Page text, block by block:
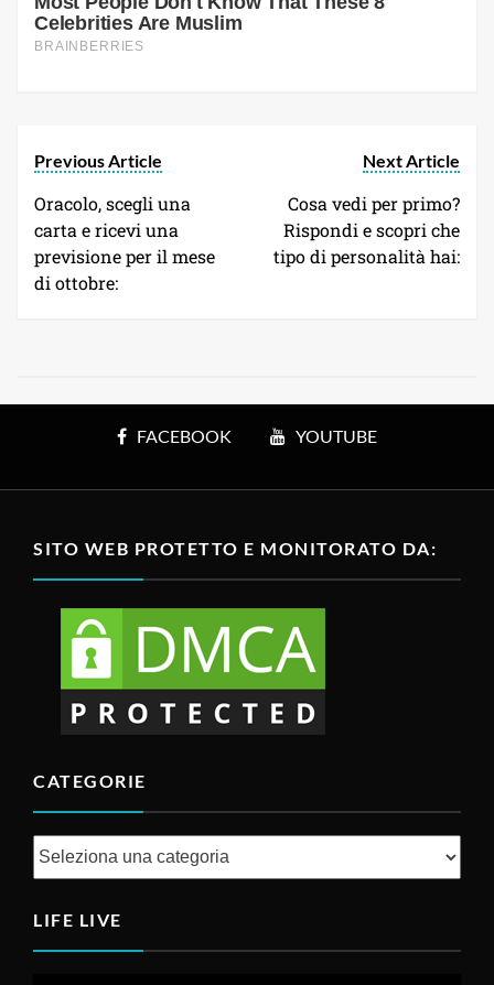
Previous Article
Oracolo, scegli una
carta e ricevi una
previsione per il mese
di ottobre:
Next Article
Cosa vedi per primo?
Rispondi e scopri che
tipo di personalità hai:
FACEBOOK YOUTUBE
SITO WEB PROTETTO E MONITORATO DA:
CATEGORIE
Categorie
LIFE LIVE